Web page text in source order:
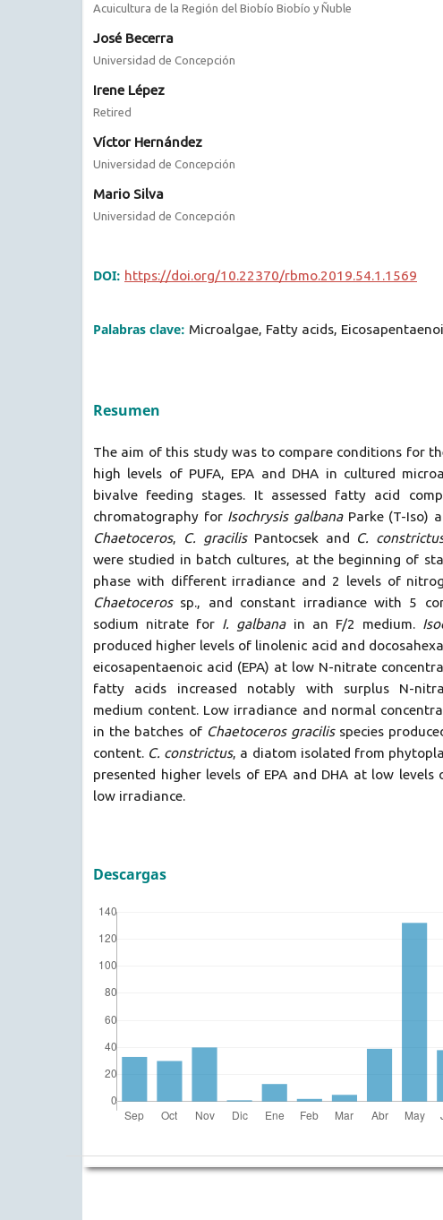
Acuicultura de la Región del Biobío Biobío y Ñuble
José Becerra
Universidad de Concepción
Irene Lépez
Retired
Víctor Hernández
Universidad de Concepción
Mario Silva
Universidad de Concepción
DOI: https://doi.org/10.22370/rbmo.2019.54.1.1569
Palabras clave: Microalgae, Fatty acids,
Resumen
The aim of this study was to compare conditions for
high levels of PUFA, EPA and DHA in cultured
bivalve feeding stages. It assessed fatty acid
chromatography for Isochrysis galbanaParke (T-Iso)
Chaetoceros, C. gracilisPantocsek and C.
were studied in batch cultures, at the beginning of
phase with different irradiance and 2 levels of
Chaetocerossp., and constant irradiance with 5
sodium nitrate for I. galbanain an F/2 medium.
produced higher levels of linolenic acid and
eicosapentaenoic acid (EPA) at low N-nitrate
fatty acids increased notably with surplus N-
medium content. Low irradiance and normal
in the batches of Chaetoceros gracilisspecies
content. C. constrictus, a diatom isolated from
presented higher levels of EPA and DHA at low levels
low irradiance.
Descargas